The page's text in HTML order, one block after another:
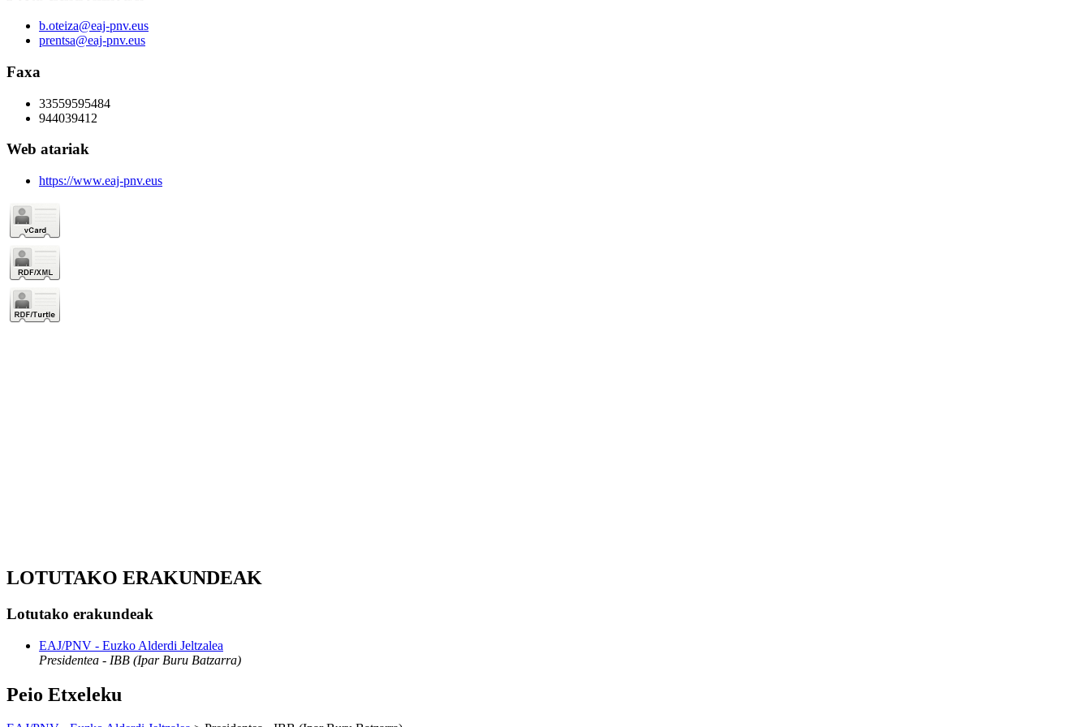
b.oteiza@eaj-pnv.eus
prentsa@eaj-pnv.eus
Faxa
33559595484
944039412
Web atariak
https://www.eaj-pnv.eus
LOTUTAKO ERAKUNDEAK
Lotutako erakundeak
EAJ/PNV - Euzko Alderdi Jeltzalea
Presidentea - IBB (Ipar Buru Batzarra)
Peio Etxeleku